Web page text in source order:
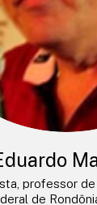
professor de
de